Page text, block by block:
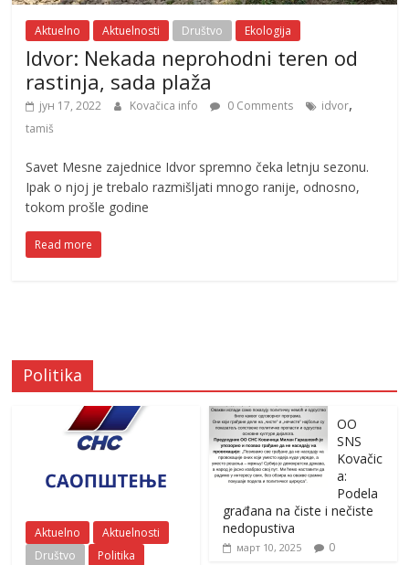
Aktuelno Aktuelnosti Društvo Ekologija
Idvor: Nekada neprohodni teren od
rastinja, sada plaža
јун 17, 2022 Kovačica info 0 Comments idvor,
tamiš
Savet Mesne zajednice Idvor spremno čeka letnju sezonu.
Ipak o njoj je trebalo razmišljati mnogo ranije, odnosno,
tokom prošle godine
Read more
Politika
Aktuelno
Aktuelnosti
Društvo
Politika
OO
SNS
Kovačic
a:
Podela
građana na čiste i nečiste
nedopustiva
март 10, 2025 0